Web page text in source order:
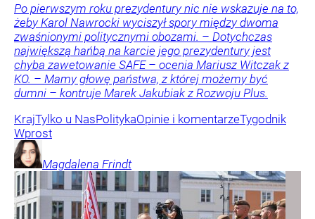
Po pierwszym roku prezydentury nic nie wskazuje na to,
żeby Karol Nawrocki wyciszył spory między dwoma
zwaśnionymi politycznymi obozami. – Dotychczas
największą hańbą na karcie jego prezydentury jest
chyba zawetowanie SAFE – ocenia Mariusz Witczak z
KO. – Mamy głowę państwa, z której możemy być
dumni – kontruje Marek Jakubiak z Rozwoju Plus.
KrajTylko u NasPolitykaOpinie i komentarzeTygodnik
Wprost
Magdalena Frindt